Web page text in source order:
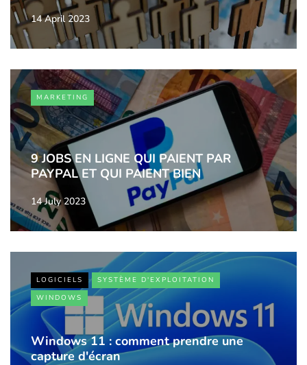
14 April 2023
MARKETING
9 JOBS EN LIGNE QUI PAIENT PAR
PAYPAL ET QUI PAIENT BIEN
14 July 2023
LOGICIELS
SYSTÈME D'EXPLOITATION
WINDOWS
Windows 11 : comment prendre une
capture d'écran